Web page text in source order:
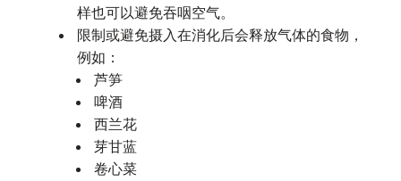
样也可以避免吞咽空气。
限制或避免摄入在消化后会释放气体的食物，
例如：
芦笋
啤酒
西兰花
芽甘蓝
卷心菜